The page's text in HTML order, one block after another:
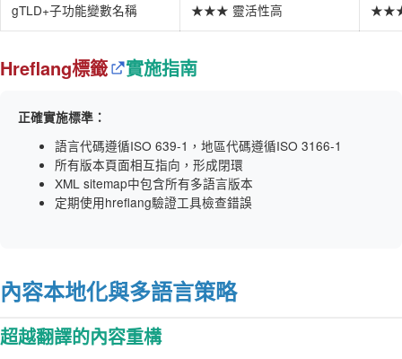
gTLD+子功能變數名稱 ★★★ 靈活性高
Hreflang標籤 實施指南
正確實施標準：
語言代碼遵循ISO 639-1，地區代碼遵循ISO 3166-1
所有版本頁面相互指向，形成閉環
XML sitemap中包含所有多語言版本
定期使用hreflang驗證工具檢查錯誤
內容本地化與多語言策略
超越翻譯的內容重構